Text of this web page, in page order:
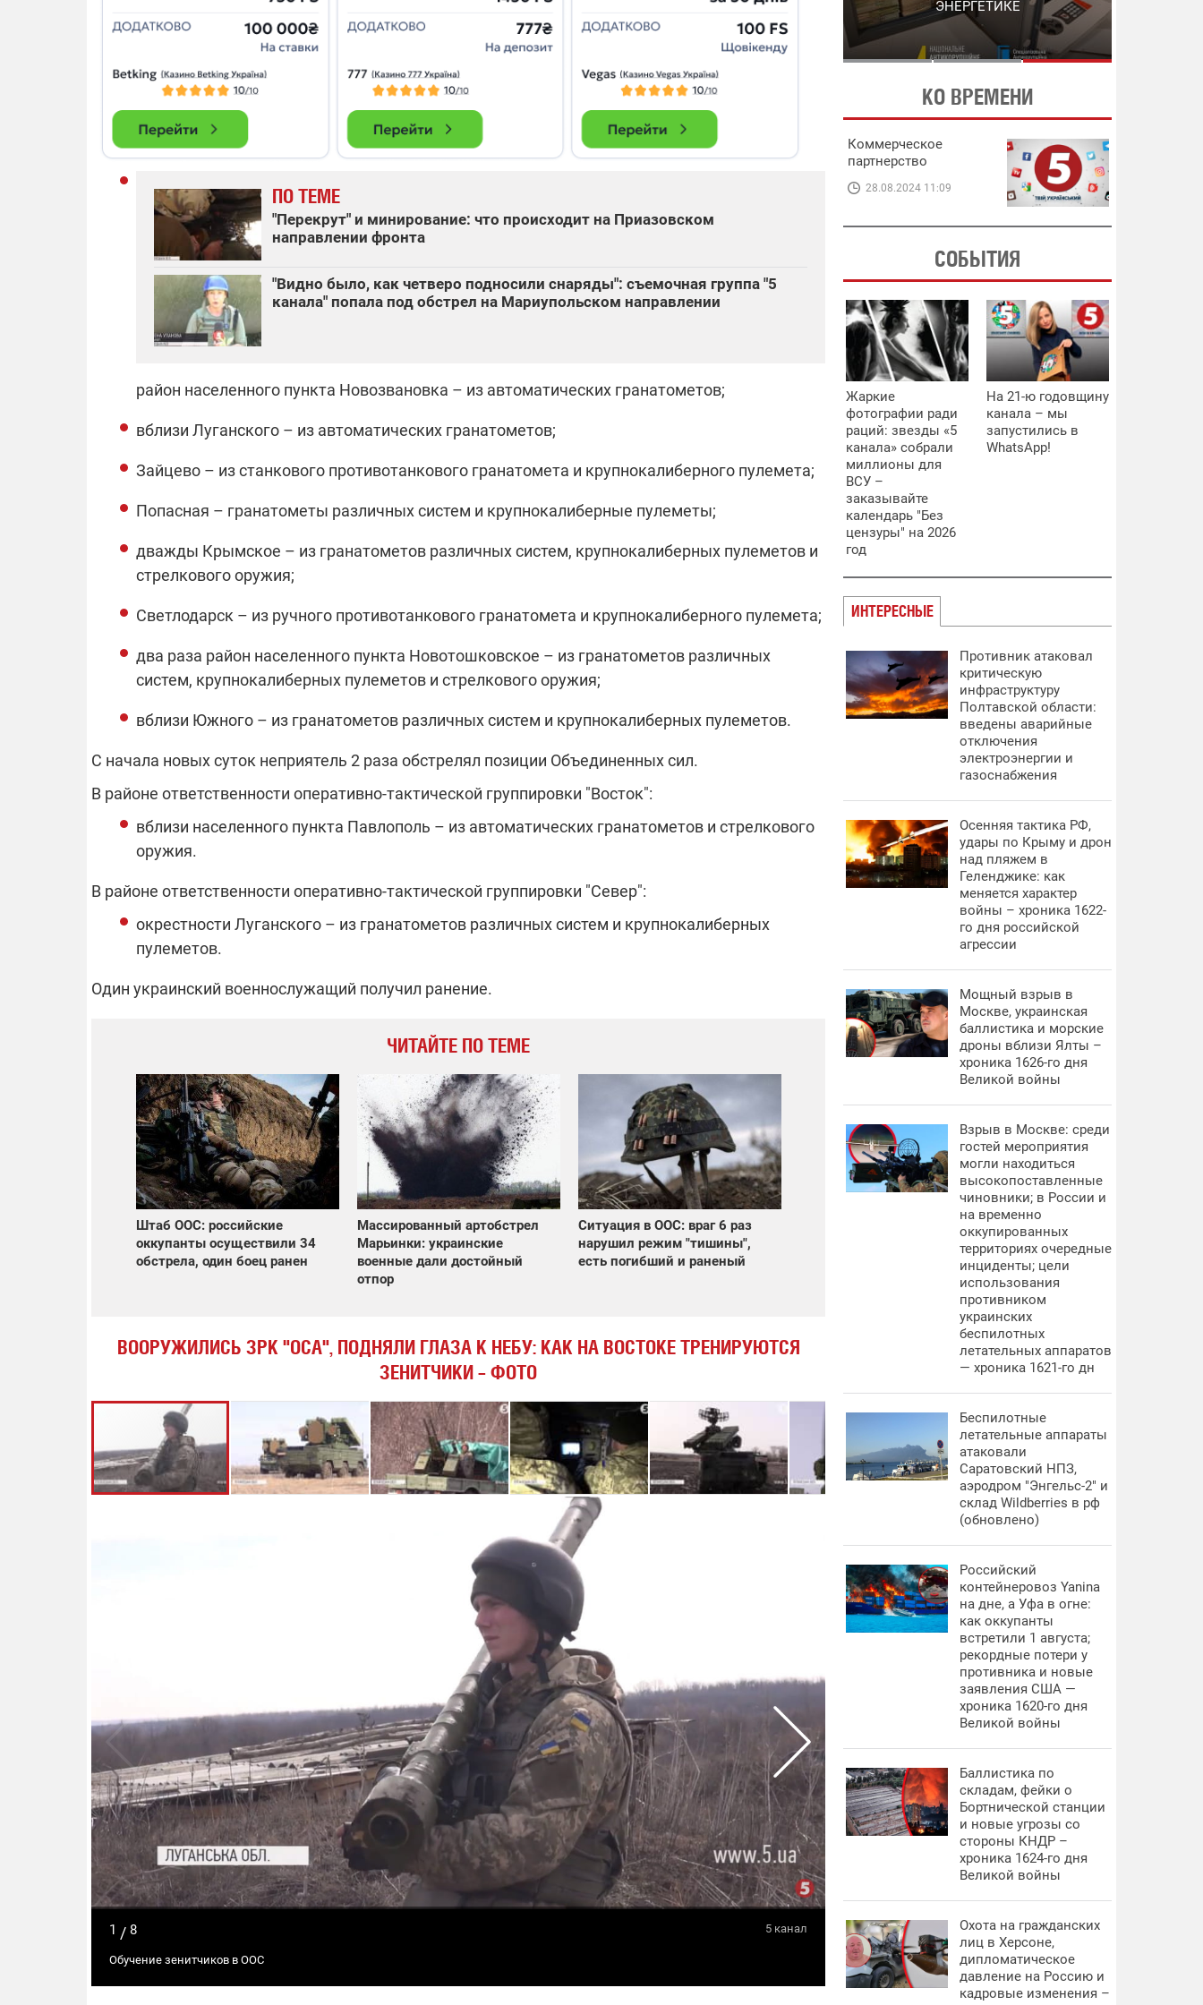
ПО ТЕМЕ
"Перекрут" и минирование: что происходит на Приазовском
направлении фронта
"Видно было, как четверо подносили снаряды": съемочная группа "5
канала" попала под обстрел на Мариупольском направлении
район населенного пункта Новозвановка – из автоматических гранатометов;
вблизи Луганского – из автоматических гранатометов;
Зайцево – из станкового противотанкового гранатомета и крупнокалиберного пулемета;
Попасная – гранатометы различных систем и крупнокалиберные пулеметы;
дважды Крымское – из гранатометов различных систем, крупнокалиберных пулеметов и
стрелкового оружия;
Светлодарск – из ручного противотанкового гранатомета и крупнокалиберного пулемета;
два раза район населенного пункта Новотошковское – из гранатометов различных
систем, крупнокалиберных пулеметов и стрелкового оружия;
вблизи Южного – из гранатометов различных систем и крупнокалиберных пулеметов.
С начала новых суток неприятель 2 раза обстрелял позиции Объединенных сил.
В районе ответственности оперативно-тактической группировки "Восток":
вблизи населенного пункта Павлополь – из автоматических гранатометов и стрелкового
оружия.
В районе ответственности оперативно-тактической группировки "Север":
окрестности Луганского – из гранатометов различных систем и крупнокалиберных
пулеметов.
Один украинский военнослужащий получил ранение.
ЧИТАЙТЕ ПО ТЕМЕ
Штаб ООС: российские
оккупанты осуществили 34
обстрела, один боец ранен
Массированный артобстрел
Марьинки: украинские
военные дали достойный
отпор
Ситуация в ООС: враг 6 раз
нарушил режим "тишины",
есть погибший и раненый
ВООРУЖИЛИСЬ ЗРК "ОСА", ПОДНЯЛИ ГЛАЗА К НЕБУ: КАК НА ВОСТОКЕ ТРЕНИРУЮТСЯ
ЗЕНИТЧИКИ – ФОТО
1 / 8 5 канал
Обучение зенитчиков в ООС
В ЭНЕРГЕТИКЕ
ЭНЕРГЕТИКЕ
КО ВРЕМЕНИ
Коммерческое
партнерство
28.08.2024 11:09
СОБЫТИЯ
Жаркие
фотографии ради
раций: звезды «5
канала» собрали
миллионы для
ВСУ –
заказывайте
календарь "Без
цензуры" на 2026
год
На 21-ю годовщину
канала – мы
запустились в
WhatsApp!
ИНТЕРЕСНЫЕ
Противник атаковал
критическую
инфраструктуру
Полтавской области:
введены аварийные
отключения
электроэнергии и
газоснабжения
Осенняя тактика РФ,
удары по Крыму и дрон
над пляжем в
Геленджике: как
меняется характер
войны – хроника 1622-
го дня российской
агрессии
Мощный взрыв в
Москве, украинская
баллистика и морские
дроны вблизи Ялты –
хроника 1626-го дня
Великой войны
Взрыв в Москве: среди
гостей мероприятия
могли находиться
высокопоставленные
чиновники; в России и
на временно
оккупированных
территориях очередные
инциденты; цели
использования
противником
украинских
беспилотных
летательных аппаратов
— хроника 1621-го дн
Беспилотные
летательные аппараты
атаковали
Саратовский НПЗ,
аэродром "Энгельс-2" и
склад Wildberries в рф
(обновлено)
Российский
контейнеровоз Yanina
на дне, а Уфа в огне:
как оккупанты
встретили 1 августа;
рекордные потери у
противника и новые
заявления США —
хроника 1620-го дня
Великой войны
Баллистика по
складам, фейки о
Бортнической станции
и новые угрозы со
стороны КНДР –
хроника 1624-го дня
Великой войны
Охота на гражданских
лиц в Херсоне,
дипломатическое
давление на Россию и
кадровые изменения –